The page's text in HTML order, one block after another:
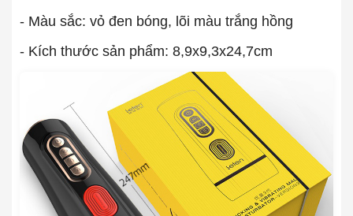
- Màu sắc: vỏ đen bóng, lõi màu trắng hồng
- Kích thước sản phẩm: 8,9x9,3x24,7cm